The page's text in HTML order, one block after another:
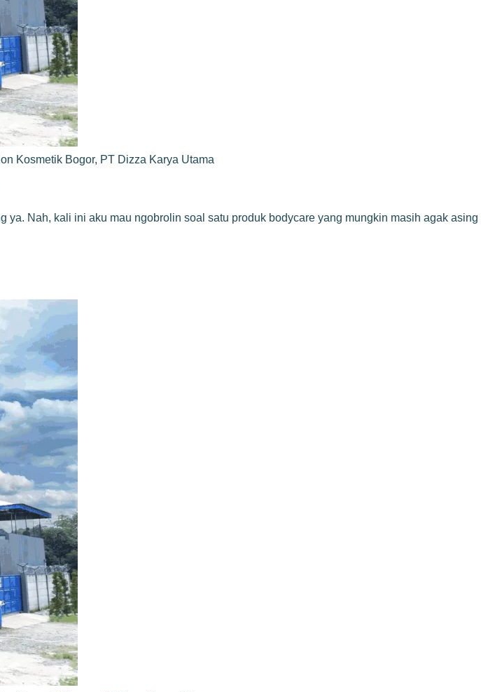
Kosmetik Bogor, PT Dizza Karya Utama
Nah, kali ini aku mau ngobrolin soal satu produk bodycare yang mungkin masih agak asing